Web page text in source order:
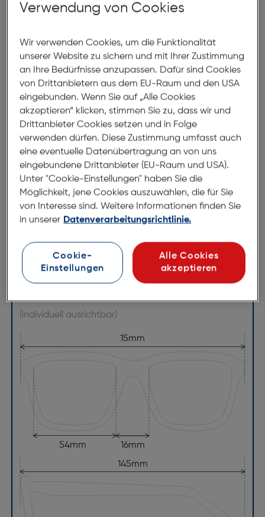
von Eleganz und feiner Handwerkskunst. Diese breite
rechteckige Herrenbrille besteht aus schlankem
handgemachtem Acetat in eleganten Grautönen,
die eine subtile und doch ansprechende Ästhetik
bieten. Die Farbgebung verleiht der Brille einen
modernen und doch zeitlosen Look, der zu jedem
Outfit passt. Trotz ihrer robusten Bauweise ist die
Brille leicht, was für den Tragekomfort entscheidend
ist. Mit der K-Actor 513 tragen Sie eine Brille, die
sowohl Stil als auch Komfort vereint.
Abmessungen
Brillenbreite:15mm
Steg:
16mm
Glasbreite:
(individuell ausrichtbar)
15mm
16mm
54mm
145mm
Verwendung von Cookies
Wir verwenden Cookies, um die Funktionalität
unserer Website zu sichern und mit Ihrer Zustimmung
an Ihre Bedürfnisse anzupassen. Dafür sind Cookies
von Drittanbietern aus dem EU-Raum und den USA
eingebunden. Wenn Sie auf „Alle Cookies
akzeptieren“ klicken, stimmen Sie zu, dass wir und
Drittanbieter Cookies setzen und in Folge
verwenden dürfen. Diese Zustimmung umfasst auch
eine eventuelle Datenübertragung an von uns
eingebundene Drittanbieter (EU-Raum und USA).
Unter "Cookie-Einstellungen" haben Sie die
Möglichkeit, jene Cookies auszuwählen, die für Sie
von Interesse sind. Weitere Informationen finden Sie
in unserer Datenverarbeitungsrichtlinie.
Cookie-
Einstellungen
Alle Cookies
akzeptieren